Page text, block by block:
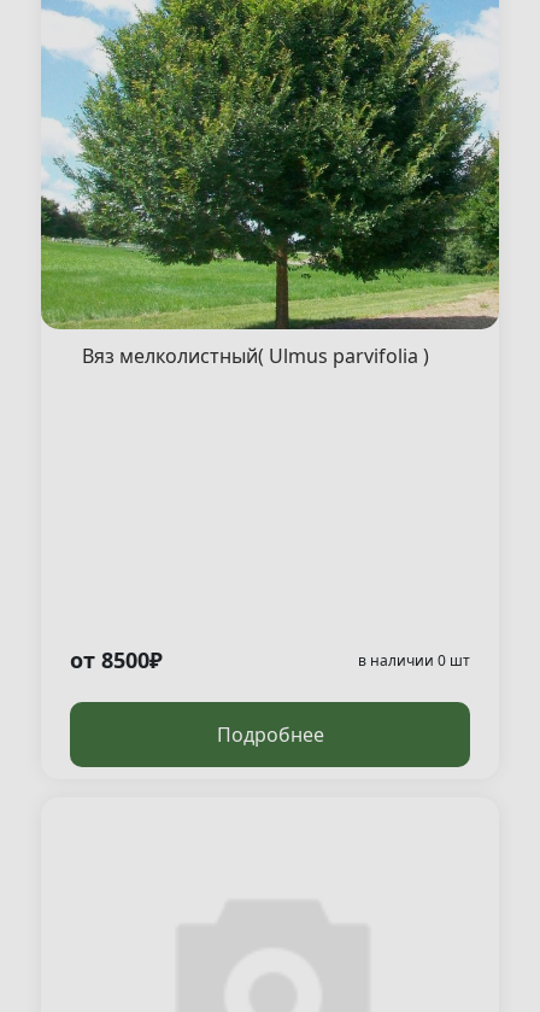
Вяз мелколистный( Ulmus parvifolia )
от 8500₽ в наличии 0 шт
Подробнее